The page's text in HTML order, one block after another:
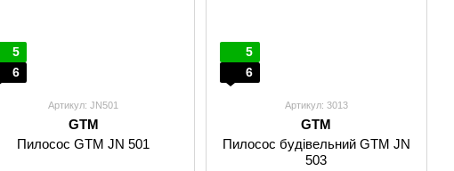
5
6
Артикул: JN501
GTM
Пилосос GTM JN 501
5
6
Артикул: 3013
GTM
Пилосос будівельний GTM JN
503